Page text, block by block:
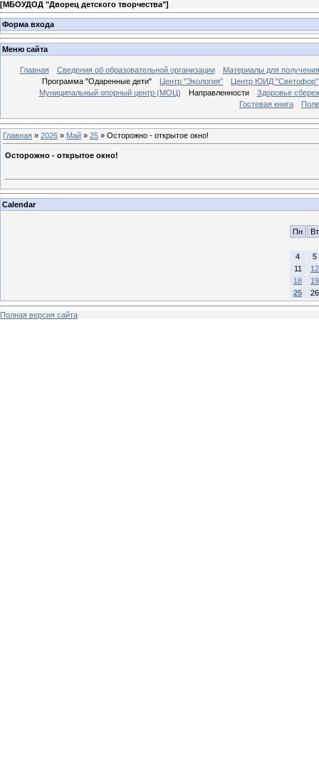
[МБОУДОД "Дворец детского творчества"]
Форма входа
Меню сайта
Главная Сведения об образовательной организации
Материалы для
Программа "Одаренные дети"
Центр "Экология"
Центр ЮИД "Светофор"
Муниципальный опорный центр (МОЦ)
Направленности
Здоровье
Гостевая книга
Главная » 2026 » Май » 25 » Осторожно - открытое окно!
Осторожно - открытое окно!
Calendar
Пн Вт
4
5
11
12
18
19
25
26
Полная версия сайта